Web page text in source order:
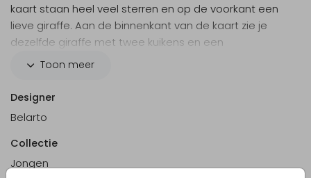
kaart staan heel veel sterren en op de voorkant een
lieve giraffe. Aan de binnenkant van de kaart zie je
dezelfde giraffe met twee kuikens en een
speelgoedtreintje. Erg lief!
Toon meer
Designer
Belarto
Collectie
Jongen